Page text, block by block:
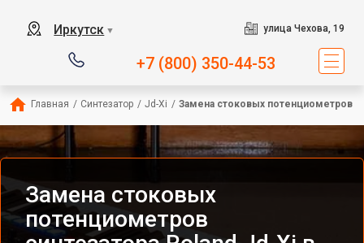
Иркутск ▼ улица Чехова, 19
+7 (800) 350-44-53
Главная / Синтезатор / Jd-Xi / Замена стоковых потенциометров
Замена стоковых
потенциометров